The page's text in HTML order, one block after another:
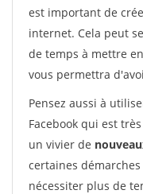
est important de
internet. Cela peut
de temps à mettre
vous permettra
Pensez aussi à
Facebook qui est
un vivier de
certaines
nécessiter plus de